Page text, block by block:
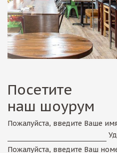
Посетите
наш шоурум
Пожалуйста, введите Ваше имя
Пожалуйста, введите Ваш